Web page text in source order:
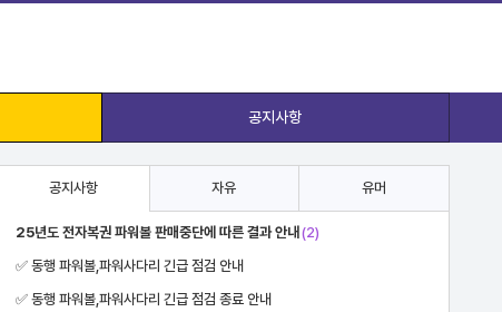
공지사항
공지사항 자유 유머
요즘 애들은 모르는 느낌....
진짜 차 돌 박이
카톡 기술